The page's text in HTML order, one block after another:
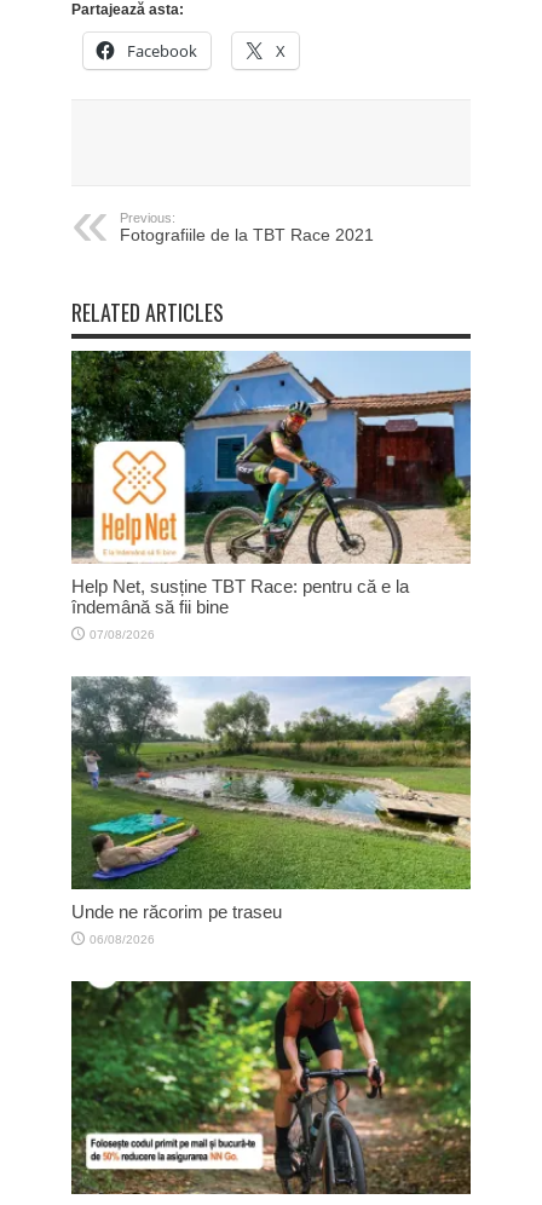
Partajează asta:
Facebook X
Previous:
Fotografiile de la TBT Race 2021
RELATED ARTICLES
Help Net, susține TBT Race: pentru că e la
îndemână să fii bine
07/08/2026
Unde ne răcorim pe traseu
06/08/2026